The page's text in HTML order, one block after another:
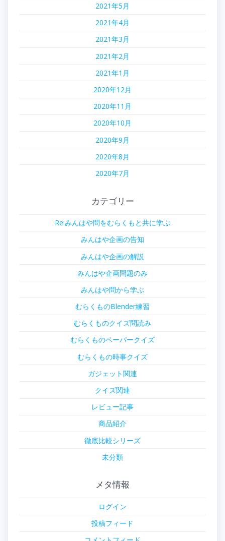
2021年5月
2021年4月
2021年3月
2021年2月
2021年1月
2020年12月
2020年11月
2020年10月
2020年9月
2020年8月
2020年7月
カテゴリー
Re:みんはや問をむらくもと共に学ぶ
みんはや企画の告知
みんはや企画の解説
みんはや企画問題のみ
みんはや問から学ぶ
むらくものBlender練習
むらくものクイズ問読み
むらくものペーパークイズ
むらくもの時事クイズ
ガジェット関連
クイズ関連
レビュー記事
商品紹介
徹底比較シリーズ
未分類
メタ情報
ログイン
投稿フィード